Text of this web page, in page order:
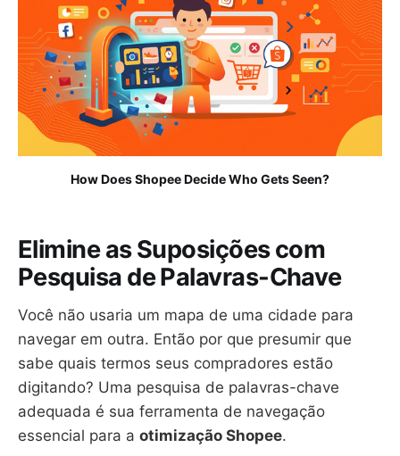
How Does Shopee Decide Who Gets Seen?
Elimine as Suposições com
Pesquisa de Palavras-Chave
Você não usaria um mapa de uma cidade para
navegar em outra. Então por que presumir que
sabe quais termos seus compradores estão
digitando? Uma pesquisa de palavras-chave
adequada é sua ferramenta de navegação
essencial para a otimização Shopee.